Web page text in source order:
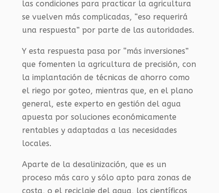
las condiciones para practicar la agricultura
se vuelven más complicadas, “eso requerirá
una respuesta” por parte de las autoridades.
Y esta respuesta pasa por “más inversiones”
que fomenten la agricultura de precisión, con
la implantación de técnicas de ahorro como
el riego por goteo, mientras que, en el plano
general, este experto en gestión del agua
apuesta por soluciones económicamente
rentables y adaptadas a las necesidades
locales.
Aparte de la desalinización, que es un
proceso más caro y sólo apto para zonas de
costa, o el reciclaje del agua, los científicos